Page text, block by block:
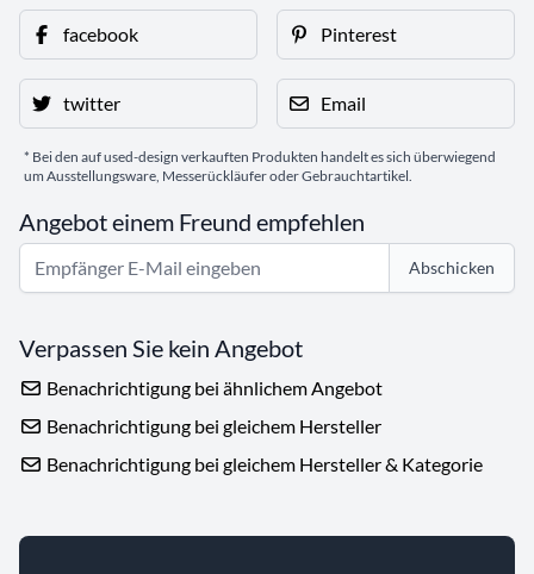
facebook Pinterest
twitter Email
* Bei den auf used-design verkauften Produkten handelt es sich überwiegend
um Ausstellungsware, Messerückläufer oder Gebrauchtartikel.
Angebot einem Freund empfehlen
Abschicken
Verpassen Sie kein Angebot
Benachrichtigung bei ähnlichem Angebot
Benachrichtigung bei gleichem Hersteller
Benachrichtigung bei gleichem Hersteller & Kategorie